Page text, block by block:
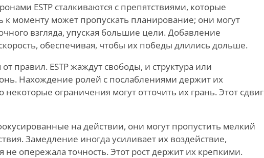
ESTP сталкиваются с препятствиями, которые
моменту может пропускать планирование; они могут
взгляда, упуская большие цели. Добавление
обеспечивая, чтобы их победы длились дольше.
правил. ESTP жаждут свободы, и структура или
Нахождение ролей с послаблениями держит их
ограничения могут отточить их грань. Этот сдвиг
на действии, они могут пропустить мелкий
Замедление иногда усиливает их воздействие,
не опережала точность. Этот рост держит их крепкими.